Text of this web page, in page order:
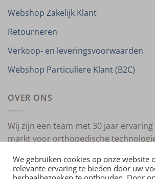
Webshop Zakelijk Klant
Retourneren
Verkoop- en leveringsvoorwaarden
Webshop Particuliere Klant (B2C)
OVER ONS
Wij zijn een team met 30 jaar
markt voor orthopedische
We gebruiken cookies op onze website
relevante ervaring te bieden door uw